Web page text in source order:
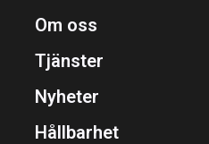
Om oss
Tjänster
Nyheter
Hållbarhet